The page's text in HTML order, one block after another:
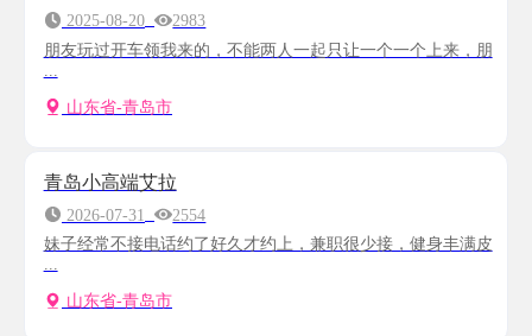
2025-08-20
2983
朋友玩过开车领我来的，不能两人一起只让一个一个上来，朋
山东省-青岛市
青岛小高端艾拉
2026-07-31
2554
妹子经常不接电话约了好久才约上，兼职很少接，健身丰满皮
...
山东省-青岛市